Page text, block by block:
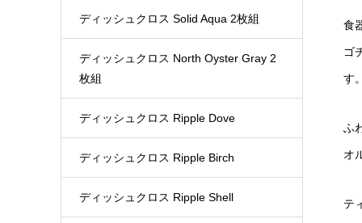
食
ゴ
す
ふ
オ
テ
ディッシュクロス Solid Aqua 2枚組
ディッシュクロス North Oyster Gray 2
枚組
ディッシュクロス Ripple Dove
ディッシュクロス Ripple Birch
ディッシュクロス Ripple Shell